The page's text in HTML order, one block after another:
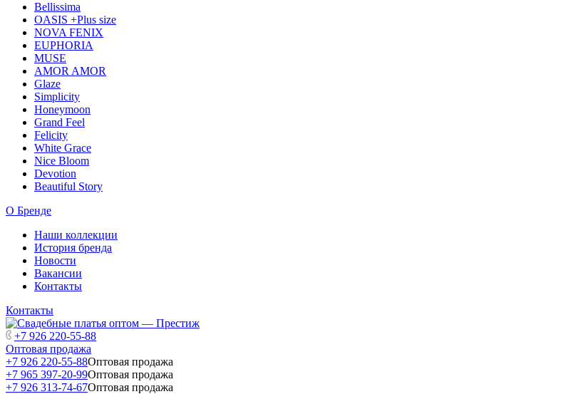
Bellissima
OASIS +Plus size
NOVA FENIX
EUPHORIA
MUSE
AMOR AMOR
Glaze
Simplicity
Honeymoon
Grand Feel
Felicity
White Grace
Nice Bloom
Devotion
Beautiful Story
О Бренде
Наши коллекции
История бренда
Новости
Вакансии
Контакты
Контакты
+7 926 220-55-88
Оптовая продажа
+7 926 220-55-88Оптовая продажа
+7 965 397-20-99Оптовая продажа
+7 926 313-74-67Оптовая продажа